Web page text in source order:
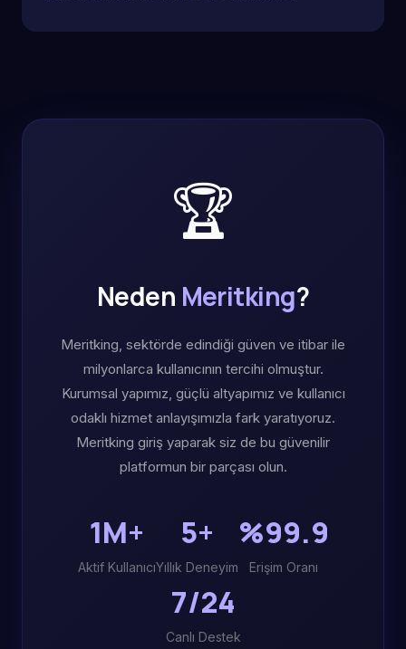
🏆
Neden Meritking?
Meritking, sektörde edindiği güven ve itibar ile
milyonlarca kullanıcının tercihi olmuştur.
Kurumsal yapımız, güçlü altyapımız ve kullanıcı
odaklı hizmet anlayışımızla fark yaratıyoruz.
Meritking giriş yaparak siz de bu güvenilir
platformun bir parçası olun.
1M+
Aktif Kullanıcı
5+
Yıllık Deneyim
%99.9
Erişim Oranı
7/24
Canlı Destek